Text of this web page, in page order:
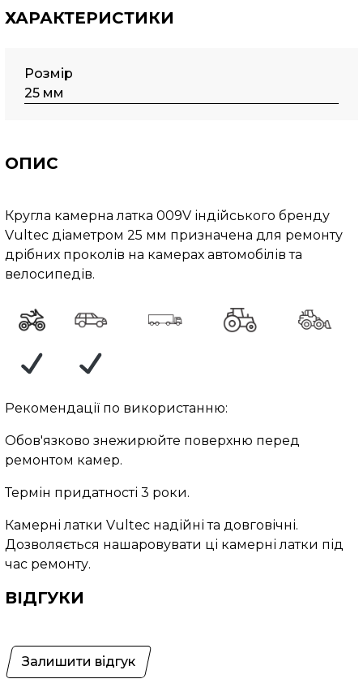
ХАРАКТЕРИСТИКИ
Розмір
25 мм
ОПИС
Кругла камерна латка 009V індійського бренду
Vultec діаметром 25 мм призначена для ремонту
дрібних проколів на камерах автомобілів та
велосипедів.
Рекомендації по використанню:
Обов'язково знежирюйте поверхню перед
ремонтом камер.
Термін придатності 3 роки.
Камерні латки Vultec надійні та довговічні.
Дозволяється нашаровувати ці камерні латки під
час ремонту.
ВІДГУКИ
Залишити відгук